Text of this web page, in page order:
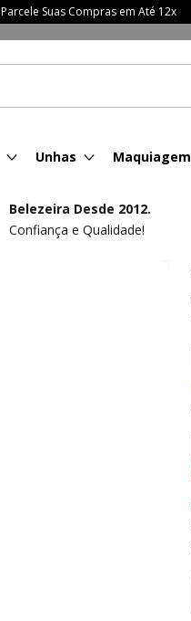
Parcele Suas Compras em Até 12x
Unhas Maquiagem
Belezeira Desde 2012.
Confiança e Qualidade!